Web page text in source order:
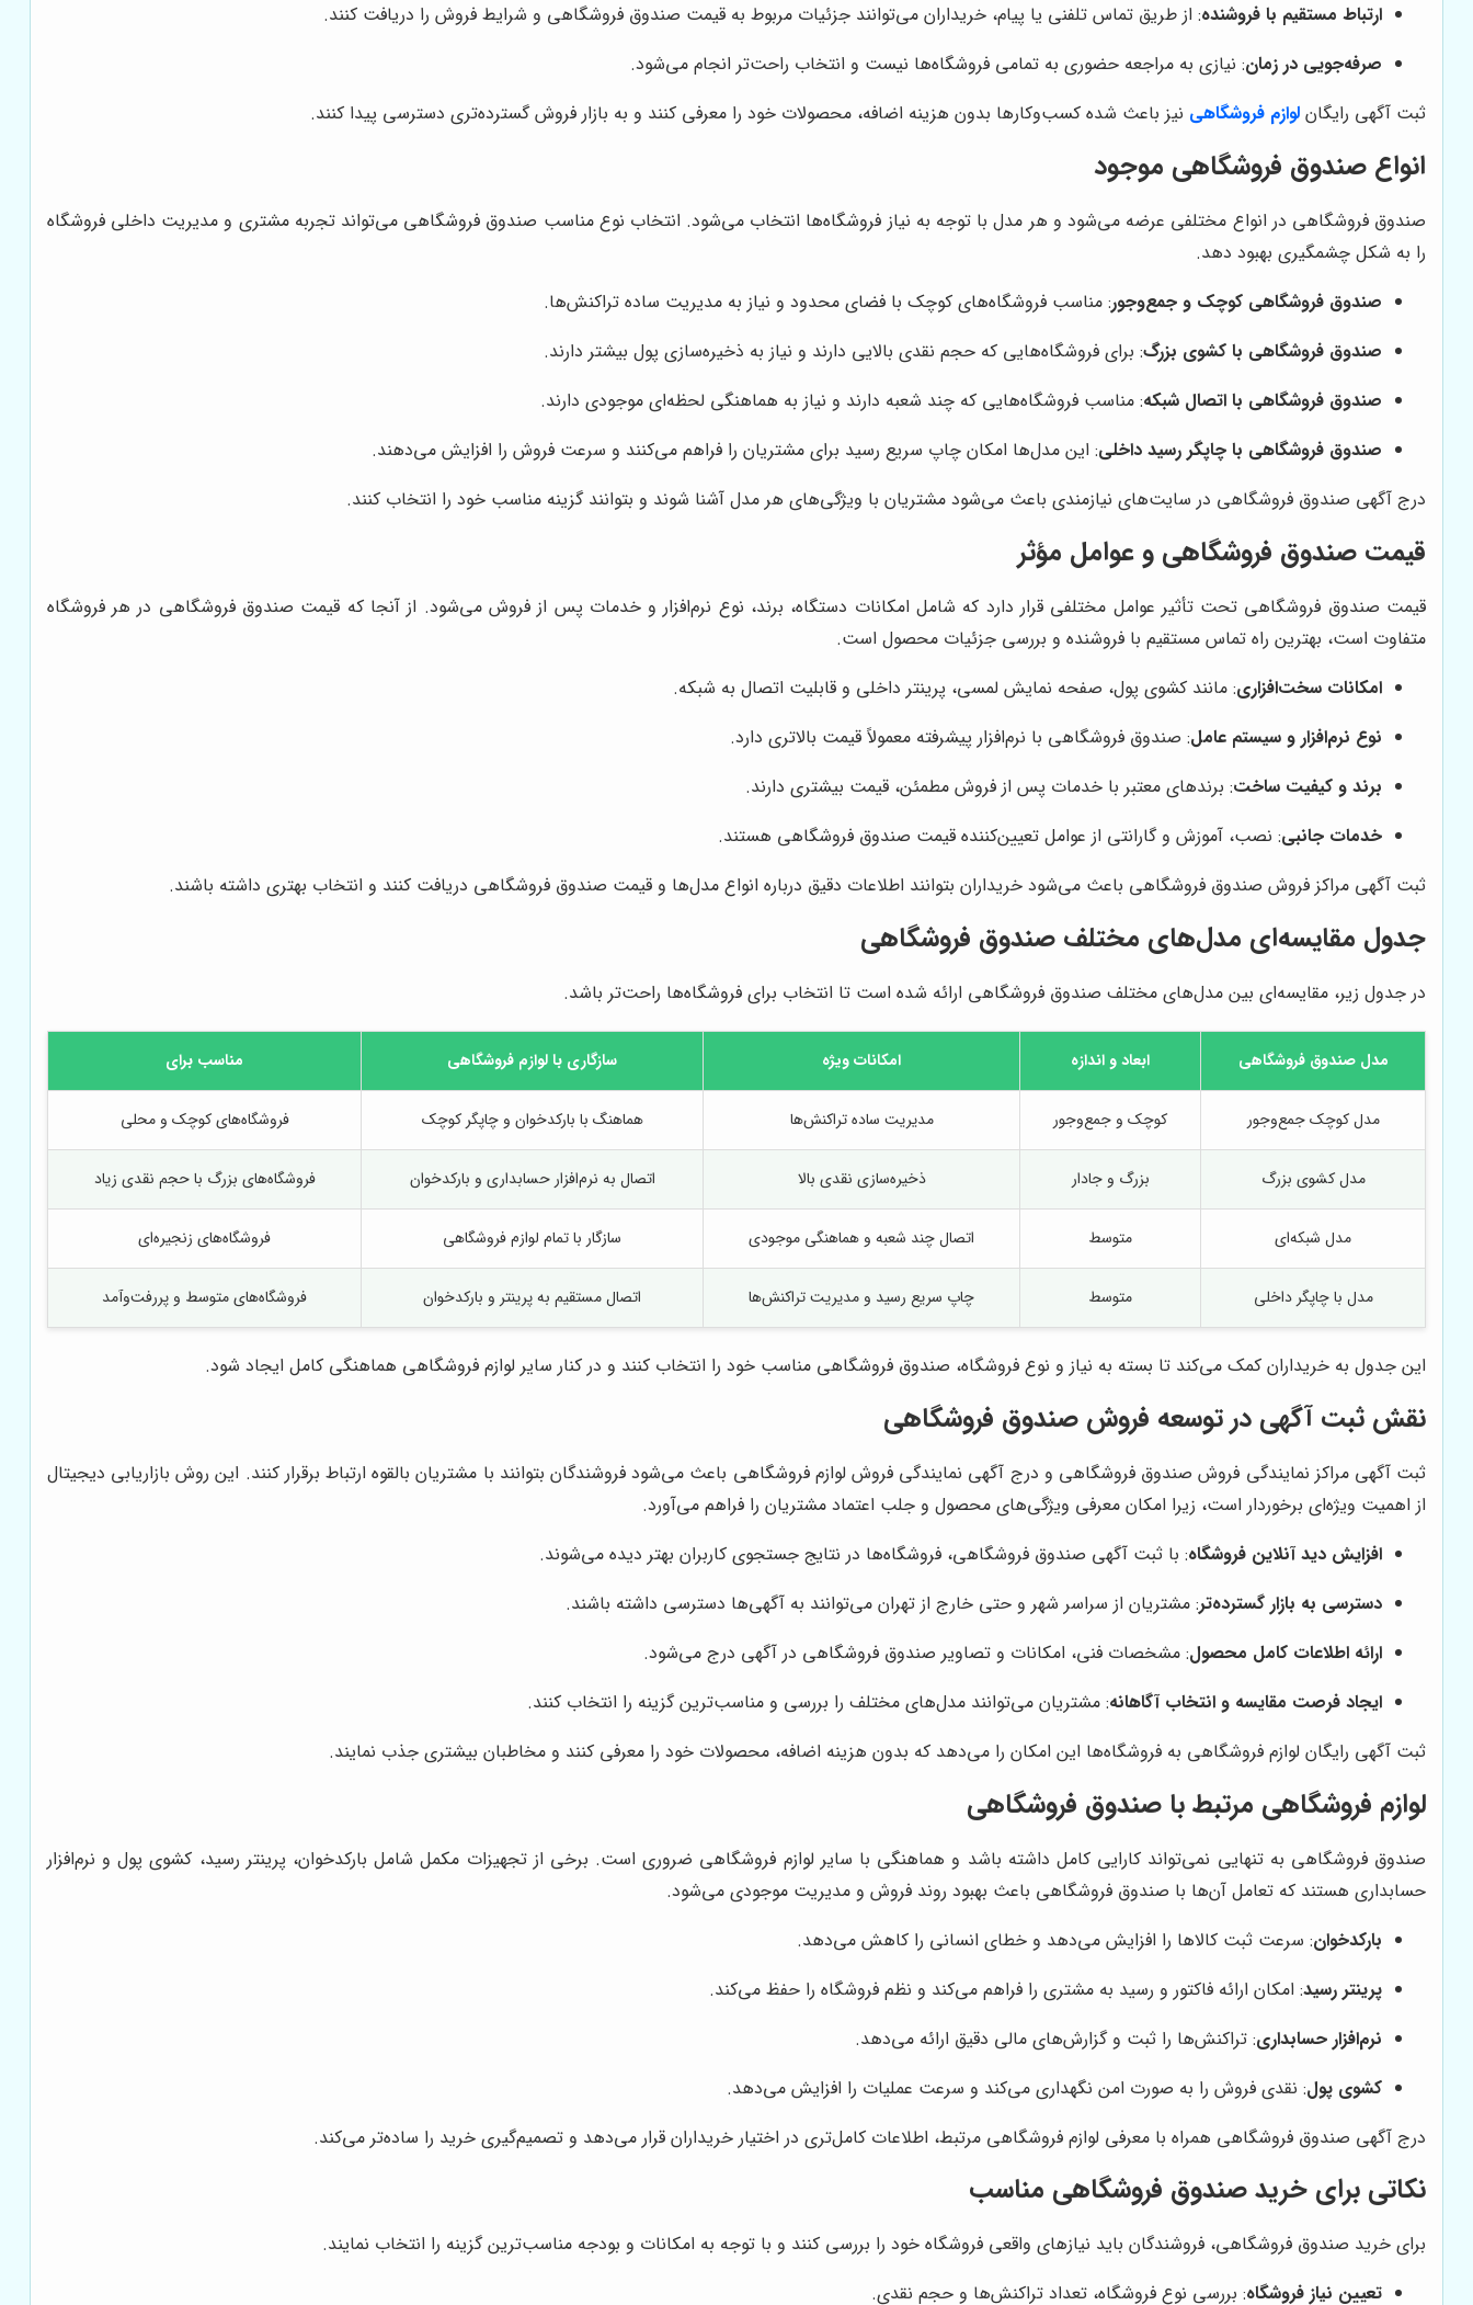
ارتباط مستقیم با فروشنده: از طریق تماس تلفنی یا پیام، خریداران می‌توانند جزئیات مربوط به قیمت صندوق فروشگاهی و شرایط فروش را دریافت کنند.
صرفه‌جویی در زمان: نیازی به مراجعه حضوری به تمامی فروشگاه‌ها نیست و انتخاب راحت‌تر انجام می‌شود.
ثبت آگهی رایگان لوازم فروشگاهی نیز باعث شده کسب‌وکارها بدون هزینه اضافه، محصولات خود را معرفی کنند و به بازار فروش گسترده‌تری دسترسی پیدا کنند.
انواع صندوق فروشگاهی موجود
صندوق فروشگاهی در انواع مختلفی عرضه می‌شود و هر مدل با توجه به نیاز فروشگاه‌ها انتخاب می‌شود. انتخاب نوع مناسب صندوق فروشگاهی می‌تواند تجربه مشتری و مدیریت داخلی فروشگاه
را به شکل چشمگیری بهبود دهد.
صندوق فروشگاهی کوچک و جمع‌وجور: مناسب فروشگاه‌های کوچک با فضای محدود و نیاز به مدیریت ساده تراکنش‌ها.
صندوق فروشگاهی با کشوی بزرگ: برای فروشگاه‌هایی که حجم نقدی بالایی دارند و نیاز به ذخیره‌سازی پول بیشتر دارند.
صندوق فروشگاهی با اتصال شبکه: مناسب فروشگاه‌هایی که چند شعبه دارند و نیاز به هماهنگی لحظه‌ای موجودی دارند.
صندوق فروشگاهی با چاپگر رسید داخلی: این مدل‌ها امکان چاپ سریع رسید برای مشتریان را فراهم می‌کنند و سرعت فروش را افزایش می‌دهند.
درج آگهی صندوق فروشگاهی در سایت‌های نیازمندی باعث می‌شود مشتریان با ویژگی‌های هر مدل آشنا شوند و بتوانند گزینه مناسب خود را انتخاب کنند.
قیمت صندوق فروشگاهی و عوامل مؤثر
قیمت صندوق فروشگاهی تحت تأثیر عوامل مختلفی قرار دارد که شامل امکانات دستگاه، برند، نوع نرم‌افزار و خدمات پس از فروش می‌شود. از آنجا که قیمت صندوق فروشگاهی در هر فروشگاه
متفاوت است، بهترین راه تماس مستقیم با فروشنده و بررسی جزئیات محصول است.
امکانات سخت‌افزاری: مانند کشوی پول، صفحه نمایش لمسی، پرینتر داخلی و قابلیت اتصال به شبکه.
نوع نرم‌افزار و سیستم عامل: صندوق فروشگاهی با نرم‌افزار پیشرفته معمولاً قیمت بالاتری دارد.
برند و کیفیت ساخت: برندهای معتبر با خدمات پس از فروش مطمئن، قیمت بیشتری دارند.
خدمات جانبی: نصب، آموزش و گارانتی از عوامل تعیین‌کننده قیمت صندوق فروشگاهی هستند.
ثبت آگهی مراکز فروش صندوق فروشگاهی باعث می‌شود خریداران بتوانند اطلاعات دقیق درباره انواع مدل‌ها و قیمت صندوق فروشگاهی دریافت کنند و انتخاب بهتری داشته باشند.
جدول مقایسه‌ای مدل‌های مختلف صندوق فروشگاهی
در جدول زیر، مقایسه‌ای بین مدل‌های مختلف صندوق فروشگاهی ارائه شده است تا انتخاب برای فروشگاه‌ها راحت‌تر باشد.
مدل صندوق فروشگاهی ابعاد و اندازه امکانات ویژه سازگاری با لوازم فروشگاهی مناسب برای
مدل کوچک جمع‌وجور کوچک و جمع‌وجور مدیریت ساده تراکنش‌ها هماهنگ با بارکدخوان و چاپگر کوچک فروشگاه‌های کوچک و محلی
مدل کشوی بزرگ بزرگ و جادار ذخیره‌سازی نقدی بالا اتصال به نرم‌افزار حسابداری و بارکدخوان فروشگاه‌های بزرگ با حجم نقدی زیاد
مدل شبکه‌ای متوسط اتصال چند شعبه و هماهنگی موجودی سازگار با تمام لوازم فروشگاهی فروشگاه‌های زنجیره‌ای
مدل با چاپگر داخلی متوسط چاپ سریع رسید و مدیریت تراکنش‌ها اتصال مستقیم به پرینتر و بارکدخوان فروشگاه‌های متوسط و پررفت‌وآمد
این جدول به خریداران کمک می‌کند تا بسته به نیاز و نوع فروشگاه، صندوق فروشگاهی مناسب خود را انتخاب کنند و در کنار سایر لوازم فروشگاهی هماهنگی کامل ایجاد شود.
نقش ثبت آگهی در توسعه فروش صندوق فروشگاهی
ثبت آگهی مراکز نمایندگی فروش صندوق فروشگاهی و درج آگهی نمایندگی فروش لوازم فروشگاهی باعث می‌شود فروشندگان بتوانند با مشتریان بالقوه ارتباط برقرار کنند. این روش بازاریابی دیجیتال
از اهمیت ویژه‌ای برخوردار است، زیرا امکان معرفی ویژگی‌های محصول و جلب اعتماد مشتریان را فراهم می‌آورد.
افزایش دید آنلاین فروشگاه: با ثبت آگهی صندوق فروشگاهی، فروشگاه‌ها در نتایج جستجوی کاربران بهتر دیده می‌شوند.
دسترسی به بازار گسترده‌تر: مشتریان از سراسر شهر و حتی خارج از تهران می‌توانند به آگهی‌ها دسترسی داشته باشند.
ارائه اطلاعات کامل محصول: مشخصات فنی، امکانات و تصاویر صندوق فروشگاهی در آگهی درج می‌شود.
ایجاد فرصت مقایسه و انتخاب آگاهانه: مشتریان می‌توانند مدل‌های مختلف را بررسی و مناسب‌ترین گزینه را انتخاب کنند.
ثبت آگهی رایگان لوازم فروشگاهی به فروشگاه‌ها این امکان را می‌دهد که بدون هزینه اضافه، محصولات خود را معرفی کنند و مخاطبان بیشتری جذب نمایند.
لوازم فروشگاهی مرتبط با صندوق فروشگاهی
صندوق فروشگاهی به تنهایی نمی‌تواند کارایی کامل داشته باشد و هماهنگی با سایر لوازم فروشگاهی ضروری است. برخی از تجهیزات مکمل شامل بارکدخوان، پرینتر رسید، کشوی پول و نرم‌افزار
حسابداری هستند که تعامل آن‌ها با صندوق فروشگاهی باعث بهبود روند فروش و مدیریت موجودی می‌شود.
بارکدخوان: سرعت ثبت کالاها را افزایش می‌دهد و خطای انسانی را کاهش می‌دهد.
پرینتر رسید: امکان ارائه فاکتور و رسید به مشتری را فراهم می‌کند و نظم فروشگاه را حفظ می‌کند.
نرم‌افزار حسابداری: تراکنش‌ها را ثبت و گزارش‌های مالی دقیق ارائه می‌دهد.
کشوی پول: نقدی فروش را به صورت امن نگهداری می‌کند و سرعت عملیات را افزایش می‌دهد.
درج آگهی صندوق فروشگاهی همراه با معرفی لوازم فروشگاهی مرتبط، اطلاعات کامل‌تری در اختیار خریداران قرار می‌دهد و تصمیم‌گیری خرید را ساده‌تر می‌کند.
نکاتی برای خرید صندوق فروشگاهی مناسب
برای خرید صندوق فروشگاهی، فروشندگان باید نیازهای واقعی فروشگاه خود را بررسی کنند و با توجه به امکانات و بودجه مناسب‌ترین گزینه را انتخاب نمایند.
تعیین نیاز فروشگاه: بررسی نوع فروشگاه، تعداد تراکنش‌ها و حجم نقدی.